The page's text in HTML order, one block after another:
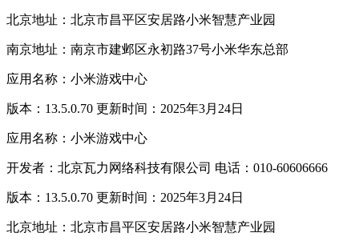
北京地址：北京市昌平区安居路小米智慧产业园
南京地址：南京市建邺区永初路37号小米华东总部
应用名称：小米游戏中心
版本：13.5.0.70 更新时间：2025年3月24日
应用名称：小米游戏中心
开发者：北京瓦力网络科技有限公司 电话：010-60606666
版本：13.5.0.70 更新时间：2025年3月24日
北京地址：北京市昌平区安居路小米智慧产业园